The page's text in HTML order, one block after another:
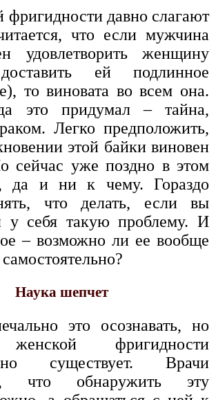
фригидности давно слагают
что если мужчина
удовлетворить женщину
ей подлинное
то виновата во всем она.
это придумал – тайна,
Легко предположить,
этой байки виновен
сейчас уже поздно в этом
да и ни к чему. Гораздо
что делать, если вы
у себя такую проблему. И
– возможно ли ее вообще
Наука шепчет
это осознавать, но
фригидности
существует. Врачи
что обнаружить эту